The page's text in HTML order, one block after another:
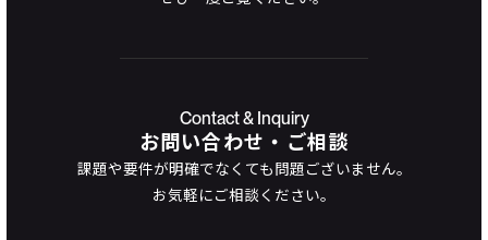
Contact & Inquiry
お問い合わせ・ご相談
課題や要件が明確でなくても問題ございません。
お気軽にご相談ください。